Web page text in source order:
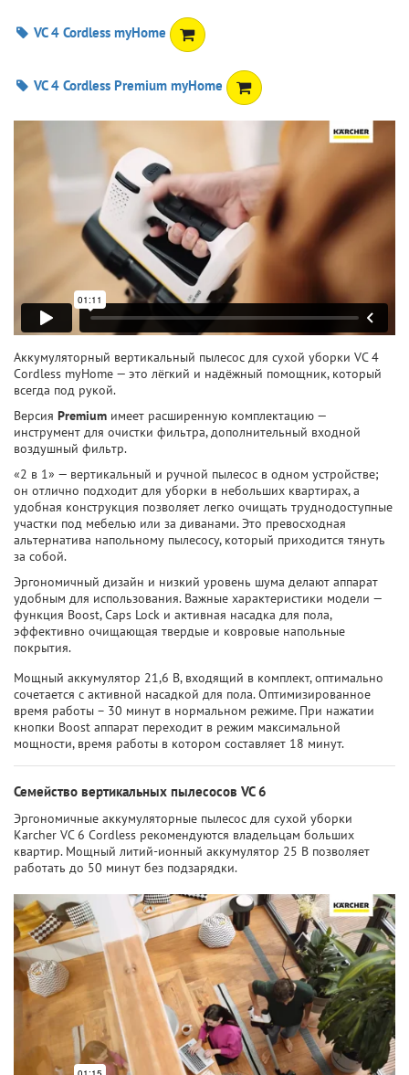
VC 4 Cordless myHome
VC 4 Cordless Premium myHome
Аккумуляторный вертикальный пылесос для сухой уборки VC 4
Cordless myHome — это лёгкий и надёжный помощник, который
всегда под рукой.
Версия Premium имеет расширенную комплектацию —
инструмент для очистки фильтра, дополнительный входной
воздушный фильтр.
«2 в 1» — вертикальный и ручной пылесос в одном устройстве;
он отлично подходит для уборки в небольших квартирах, а
удобная конструкция позволяет легко очищать труднодоступные
участки под мебелью или за диванами. Это превосходная
альтернатива напольному пылесосу, который приходится тянуть
за собой.
Эргономичный дизайн и низкий уровень шума делают аппарат
удобным для использования. Важные характеристики модели —
функция Boost, Caps Lock и активная насадка для пола,
эффективно очищающая твердые и ковровые напольные
покрытия.
Мощный аккумулятор 21,6 В, входящий в комплект, оптимально
сочетается с активной насадкой для пола. Оптимизированное
время работы – 30 минут в нормальном режиме. При нажатии
кнопки Boost аппарат переходит в режим максимальной
мощности, время работы в котором составляет 18 минут.
Семейство вертикальных пылесосов VC 6
Эргономичные аккумуляторные пылесос для сухой уборки
Karcher VC 6 Cordless рекомендуются владельцам больших
квартир. Мощный литий-ионный аккумулятор 25 В позволяет
работать до 50 минут без подзарядки.